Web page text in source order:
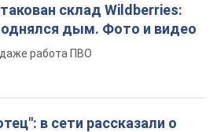
склад Wildberries:
дым. Фото и видео
работа ПВО
в сети рассказали о